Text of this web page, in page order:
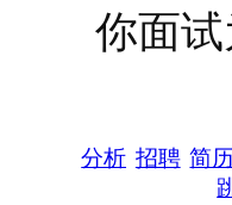
你面
分析 招聘 简